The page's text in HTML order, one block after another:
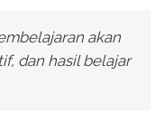
akan
dan hasil belajar